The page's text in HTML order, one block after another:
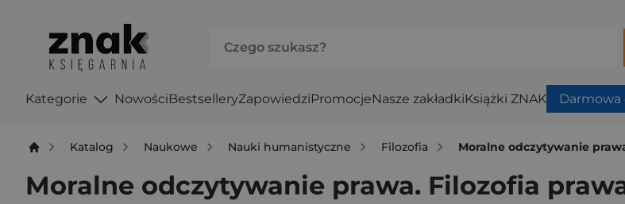
Kategorie NowościBestselleryZapowiedziPromocjeNasze zakładkiKsiążki ZNAK Darmowa
Katalog Naukowe Nauki humanistyczne Filozofia Moralne odczytywanie
Moralne odczytywanie prawa. Filozofia